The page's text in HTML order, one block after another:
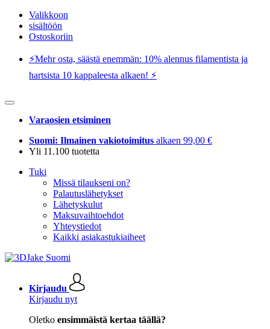
Valikkoon
sisältöön
Ostoskoriin
⚡️Mehr osta, säästä enemmän: 10% alennus filamentista ja
hartsista 10 kappaleesta alkaen! ⚡️
Varaosien etsiminen
Suomi: Ilmainen vakiotoimitus alkaen 99,00 €
Yli 11.100 tuotetta
Tuki
Missä tilaukseni on?
Palautuslähetykset
Lähetyskulut
Maksuvaihtoehdot
Yhteystiedot
Kaikki asiakastukiaiheet
Kirjaudu
Kirjaudu nyt
Oletko ensimmäistä kertaa täällä?